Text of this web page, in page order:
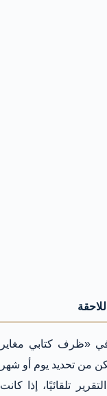
في «ظرف كتابي مغاير
من تحديد يوم أو شهر
تلقائيًا، إذا كانت